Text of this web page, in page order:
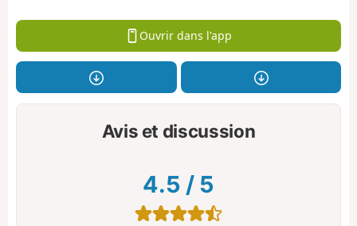
Ouvrir dans l'app
Avis et discussion
4.5 / 5